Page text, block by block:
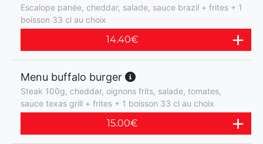
Escalope panée, cheddar, salade, sauce brazil + frites + 1
boisson 33 cl au choix
14.40€
Menu buffalo burger
Steak 100g, cheddar, oignons frits, salade, tomates,
sauce texas grill + frites + 1 boisson 33 cl au choix
15.00€